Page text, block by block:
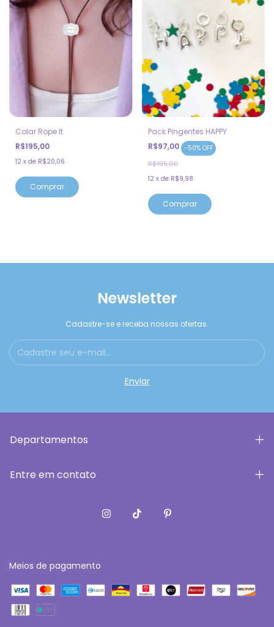
Colar Rope It
R$195,00
12 x de R$20,06
Pack Pingentes HAPPY
R$97,00 -50% OFF
R$195,00
12 x de R$9,98
Newsletter
Cadastre-se e receba nossas ofertas.
Departamentos
Entre em contato
Meios de pagamento